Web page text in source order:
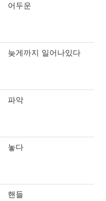
어두운
늦게까지 일어나있다
파악
놓다
핸들